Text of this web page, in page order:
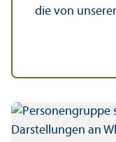
die von